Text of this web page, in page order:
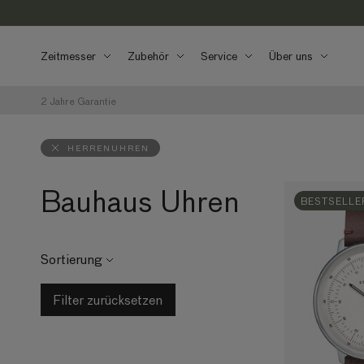
Zeitmesser Zubehör Service Über uns
2 Jahre Garantie
HERRENUHREN
Bauhaus Uhren
Sortierung
Filter zurücksetzen